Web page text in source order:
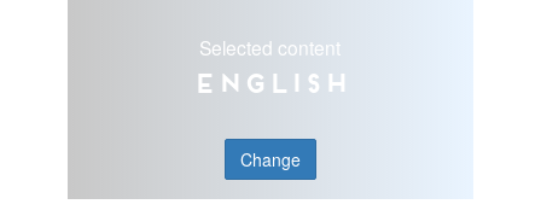
Selected content
English
Change